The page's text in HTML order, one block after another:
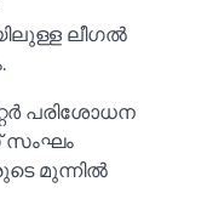
ലീഗല്‍
പരിശോധന
സംഘം
മുന്നില്‍